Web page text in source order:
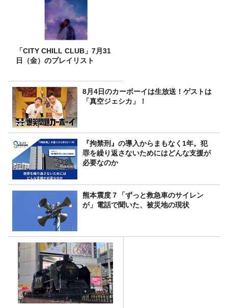
「CITY CHILL CLUB」7月31
日（金）のプレイリスト
8月4日のカーボーイは生放送！ゲストは
「真空ジェシカ」！
『拘禁刑』の導入からまもなく1年。犯
罪を繰り返さないためにはどんな支援が
必要なのか
熊本震度７「ずっと救急車のサイレン
が」電話で聞いた、被災地の現状